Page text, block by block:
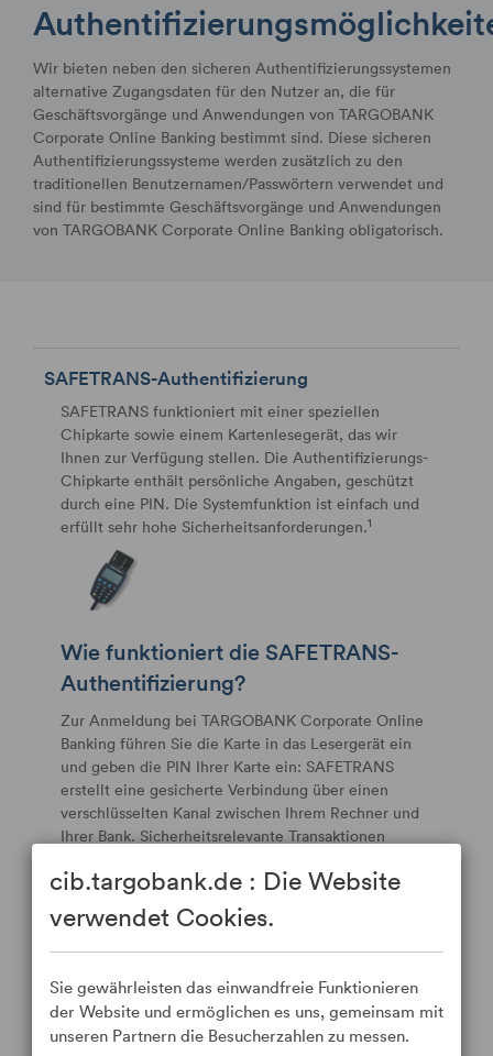
Wir bieten neben den sicheren Authentifizierungssystemen
alternative Zugangsdaten für den Nutzer an, die für
Geschäftsvorgänge und Anwendungen von TARGOBANK
Corporate Online Banking bestimmt sind. Diese sicheren
Authentifizierungssysteme werden zusätzlich zu den
traditionellen Benutzernamen/Passwörtern verwendet und
sind für bestimmte Geschäftsvorgänge und Anwendungen
von TARGOBANK Corporate Online Banking obligatorisch.
SAFETRANS-Authentifizierung
SAFETRANS funktioniert mit einer speziellen
Chipkarte sowie einem Kartenlesegerät, das wir
Ihnen zur Verfügung stellen. Die Authentifizierungs-
Chipkarte enthält persönliche Angaben, geschützt
durch eine PIN. Die Systemfunktion ist einfach und
erfüllt sehr hohe Sicherheitsanforderungen.1
Wie funktioniert die SAFETRANS-
Authentifizierung?
Zur Anmeldung bei TARGOBANK Corporate Online
Banking führen Sie die Karte in das Lesergerät ein
und geben die PIN Ihrer Karte ein: SAFETRANS
erstellt eine gesicherte Verbindung über einen
verschlüsselten Kanal zwischen Ihrem Rechner und
Ihrer Bank. Sicherheitsrelevante Transaktionen
Sichern Sie Ihre Daten und
Transaktionen mit der Handy
Bestätigung
cib.targobank.de : Die Website
verwendet Cookies.
Sie gewährleisten das einwandfreie Funktionieren
der Website und ermöglichen es uns, gemeinsam mit
unseren Partnern die Besucherzahlen zu messen.